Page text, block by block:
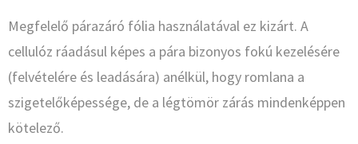
Megfelelő párazáró fólia használatával ez kizárt. A
cellulóz ráadásul képes a pára bizonyos fokú kezelésére
(felvételére és leadására) anélkül, hogy romlana a
szigetelőképessége, de a légtömör zárás mindenképpen
kötelező.